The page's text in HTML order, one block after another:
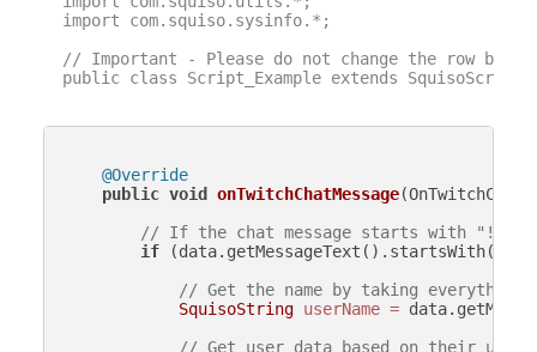
import com.squiso.sysinfo.*;
// Important - Please do not change the row
public class Script_Example extends SquisoScript
@Override
public void onTwitchChatMessage
// If the chat message starts with "!so "
if (data.getMessageText().startsWith(
// Get the name by taking
SquisoString userName =
// Get user data based on their